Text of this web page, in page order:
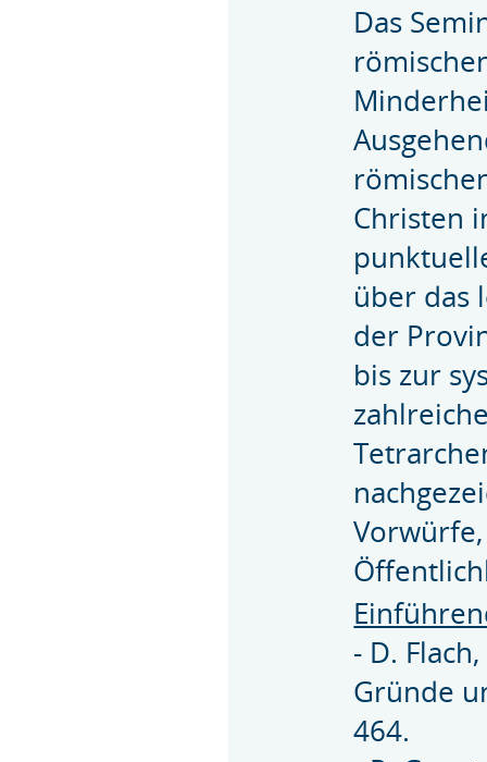
Das
Christen
über das
der
bis zur
- D.
Gründe
464.